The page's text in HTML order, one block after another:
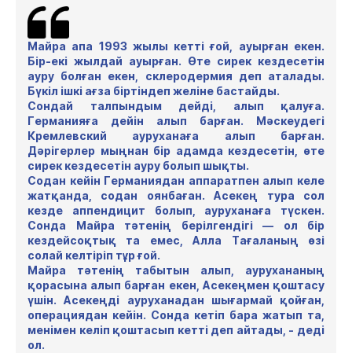
Майра апа 1993 жылы кетті ғой, ауырған екен.
Бір-екі жылдай ауырған. Өте сирек кездесетін
ауру болған екен, склеродермия деп аталады.
Бүкіл ішкі ағза біртіндеп желіне бастайды.
Сондай талпындым дейді, алып қалуға.
Германияға дейін алып барған. Мәскеудегі
Кремлевский ауруханаға алып барған.
Дәрігерлер мыңнан бір адамда кездесетін, өте
сирек кездесетін ауру болып шықты.
Содан кейін Германиядан аппаратпен алып келе
жатқанда, содан оянбаған. Асекең тура сол
кезде аппендицит болып, ауруханаға түскен.
Сонда Майра тәтенің берілгендігі — ол бір
кездейсоқтық та емес, Алла Тағаланың өзі
солай келтіріп тұр ғой.
Майра тәтенің табытын алып, аурухананың
қорасына алып барған екен, Асекеңмен қоштасу
үшін. Асекеңді ауруханадан шығармай қойған,
операциядан кейін. Сонда кетіп бара жатып та,
менімен келіп қоштасып кетті деп айтады, - деді
ол.